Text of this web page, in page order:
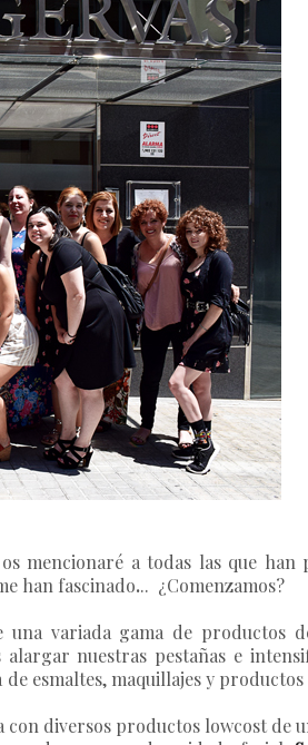
mencionaré a todas las que han
han fascinado... ¿Comenzamos?
variada gama de productos
nuestras pestañas e
de esmaltes, maquillajes y
con diversos productos lowcost de